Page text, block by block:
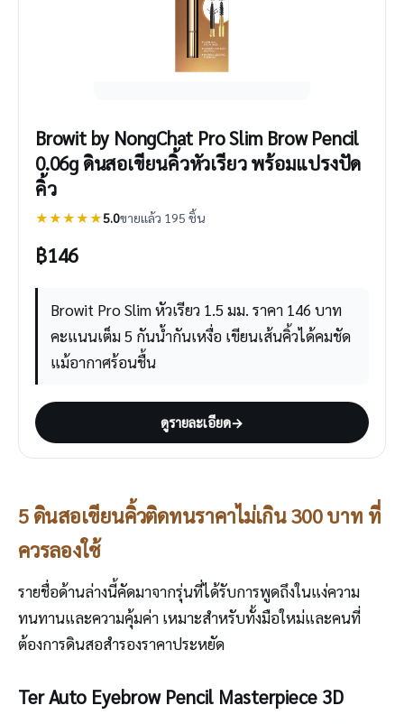
Browit by NongChat Pro Slim Brow Pencil
0.06g ดินสอเขียนคิ้วหัวเรียว พร้อมแปรงปัด
คิ้ว
★★★★★5.0ขายแล้ว 195 ชิ้น
฿146
Browit Pro Slim หัวเรียว 1.5 มม. ราคา 146 บาท
คะแนนเต็ม 5 กันน้ำกันเหงื่อ เขียนเส้นคิ้วได้คมชัด
แม้อากาศร้อนชื้น
ดูรายละเอียด→
5 ดินสอเขียนคิ้วติดทนราคาไม่เกิน 300 บาท ที่
ควรลองใช้
รายชื่อด้านล่างนี้คัดมาจากรุ่นที่ได้รับการพูดถึงในแง่ความ
ทนทานและความคุ้มค่า เหมาะสำหรับทั้งมือใหม่และคนที่
ต้องการดินสอสำรองราคาประหยัด
Ter Auto Eyebrow Pencil Masterpiece 3D